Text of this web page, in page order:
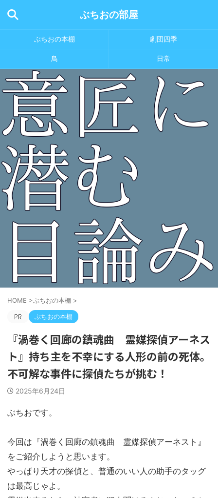
ぶちおの部屋
ぶちおの本棚 劇団四季
鳥 日常
HOME >ぶちおの本棚 >
ぶちおの本棚
『渦巻く回廊の鎮魂曲 霊媒探偵アーネス
ト』持ち主を不幸にする人形の前の死体。
不可解な事件に探偵たちが挑む！
2025年6月24日
ぶちおです。
今回は『渦巻く回廊の鎮魂曲 霊媒探偵アーネスト』
をご紹介しようと思います。
やっぱり天才の探偵と、普通のいい人の助手のタッグ
は最高じゃよ。